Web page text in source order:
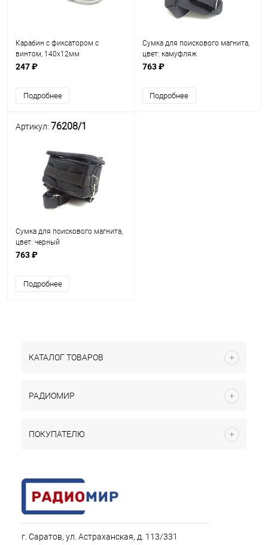
Карабин с фиксатором с
винтом, 140х12мм
247 ₽
Подробнее
Сумка для поискового магнита,
цвет: камуфляж
763 ₽
Подробнее
Артикул: 76208/1
Сумка для поискового магнита,
цвет: черный
763 ₽
Подробнее
КАТАЛОГ ТОВАРОВ
РАДИОМИР
ПОКУПАТЕЛЮ
г. Саратов, ул. Астраханская, д. 113/331